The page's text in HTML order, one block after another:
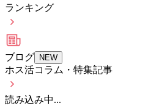
ランキング
ブログ NEW
ホス活コラム・特集記事
読み込み中...